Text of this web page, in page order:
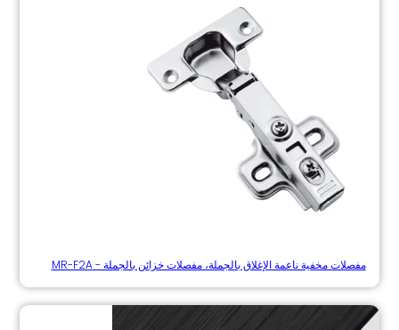
مفصلات مخفية ناعمة الإغلاق بالجملة، مفصلات خزائن بالجملة - MR-F2A